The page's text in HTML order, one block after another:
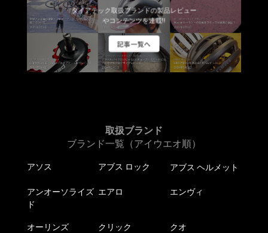
ダイアテック取扱ブランドの製品レビュー
やコンテンツを連載!!
記事一覧へ
取扱ブランド
ブランド一覧（アイウエオ順）
アソス アブス ロック アブス ヘルメット
アンオーソライズ
ド
エアロ エンヴィ
オーリンズ クリック クオ